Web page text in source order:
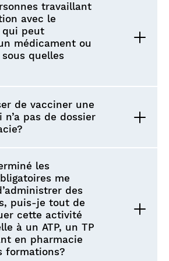
travaillant
avec le
qui peut
médicament ou
quelles
de vacciner une
n’a pas de dossier
les
me
des
puis-je tout de
cette activité
à un ATP, un TP
en pharmacie
formations?